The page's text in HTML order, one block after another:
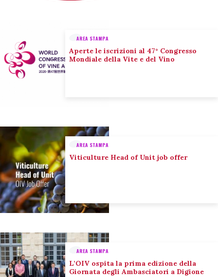
AREA STAMPA
Aperte le iscrizioni al 47° Congresso
Mondiale della Vite e del Vino
AREA STAMPA
Viticulture Head of Unit job offer
AREA STAMPA
L’OIV ospita la prima edizione della
Giornata degli Ambasciatori a Digione